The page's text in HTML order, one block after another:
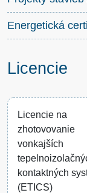
Energetická
Licencie
Licencie na
zhotovovanie
vonkajších
kontaktných
(ETICS)